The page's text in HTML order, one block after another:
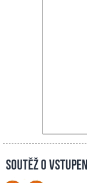
Soutěž o